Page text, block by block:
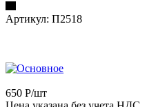
Артикул: П2518
650 Р/шт